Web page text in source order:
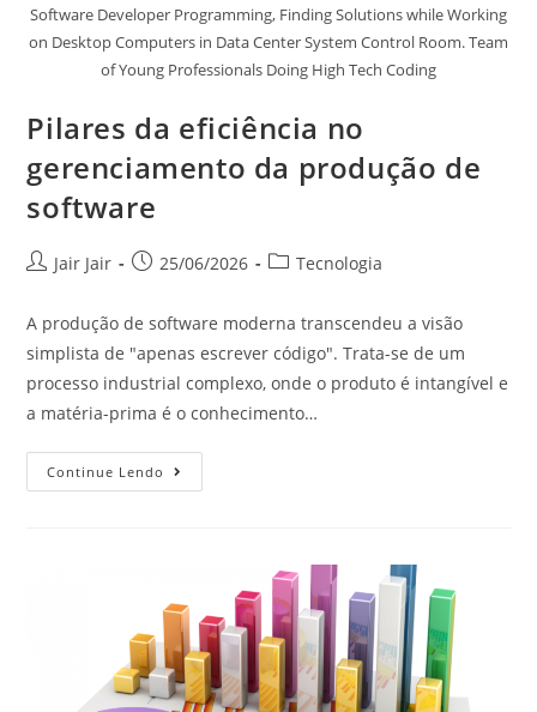
Software Developer Programming, Finding Solutions while Working
on Desktop Computers in Data Center System Control Room. Team
of Young Professionals Doing High Tech Coding
Pilares da eficiência no
gerenciamento da produção de
software
Jair Jair 25/06/2026 Tecnologia
A produção de software moderna transcendeu a visão
simplista de "apenas escrever código". Trata-se de um
processo industrial complexo, onde o produto é intangível e
a matéria-prima é o conhecimento…
Continue Lendo